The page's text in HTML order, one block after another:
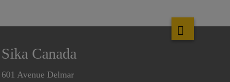
Sika Canada
601 Avenue Delmar